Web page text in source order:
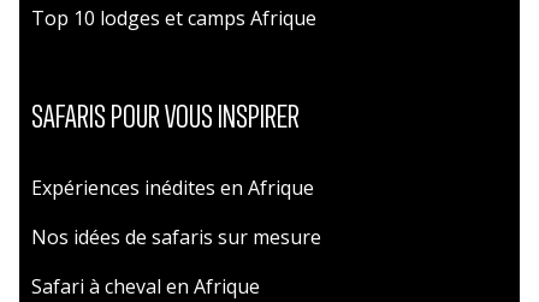
Top 10 lodges et camps Afrique
SAFARIS POUR VOUS INSPIRER
Expériences inédites en Afrique
Nos idées de safaris sur mesure
Safari à cheval en Afrique